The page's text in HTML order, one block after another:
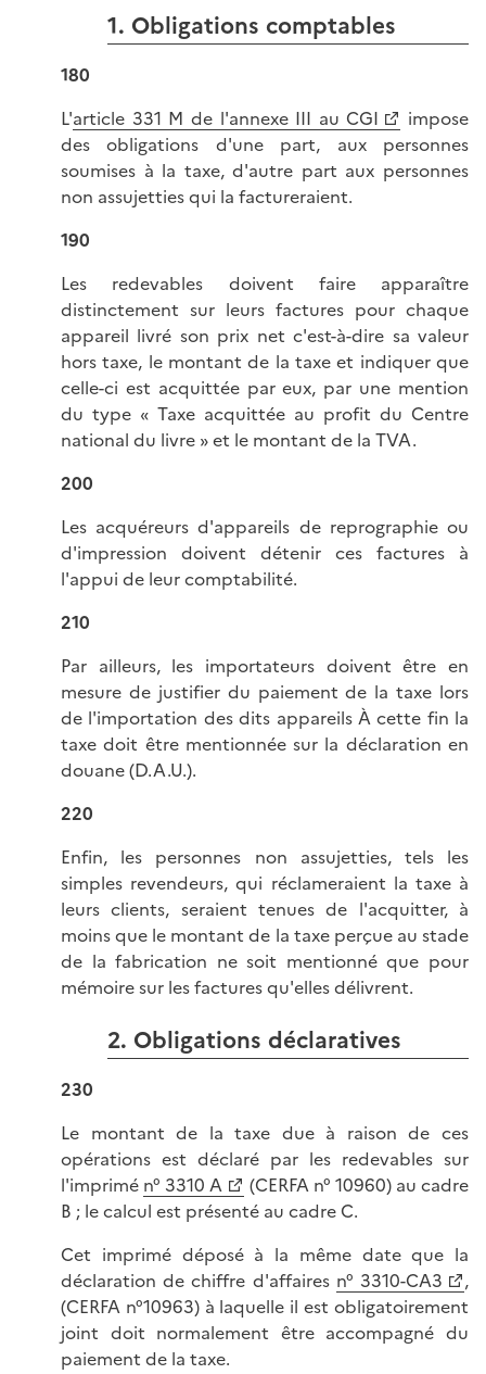
1. Obligations comptables
180
L'article 331 M de l'annexe III au CGI
impose
des obligations d'une part, aux personnes
soumises à la taxe, d'autre part aux personnes
non assujetties qui la factureraient.
190
Les redevables doivent faire apparaître
distinctement sur leurs factures pour chaque
appareil livré son prix net c'est-à-dire sa valeur
hors taxe, le montant de la taxe et indiquer que
celle-ci est acquittée par eux, par une mention
du type « Taxe acquittée au profit du Centre
national du livre » et le montant de la TVA.
200
Les acquéreurs d'appareils de reprographie ou
d'impression doivent détenir ces factures à
l'appui de leur comptabilité.
210
Par ailleurs, les importateurs doivent être en
mesure de justifier du paiement de la taxe lors
de l'importation des dits appareils À cette fin la
taxe doit être mentionnée sur la déclaration en
douane (D.A.U.).
220
Enfin, les personnes non assujetties, tels les
simples revendeurs, qui réclameraient la taxe à
leurs clients, seraient tenues de l'acquitter, à
moins que le montant de la taxe perçue au stade
de la fabrication ne soit mentionné que pour
mémoire sur les factures qu'elles délivrent.
2. Obligations déclaratives
230
Le montant de la taxe due à raison de ces
opérations est déclaré par les redevables sur
l'imprimé n° 3310 A
(CERFA n° 10960) au cadre
B ; le calcul est présenté au cadre C.
Cet imprimé déposé à la même date que la
déclaration de chiffre d'affaires n° 3310-CA3
,
(CERFA n°10963) à laquelle il est obligatoirement
joint doit normalement être accompagné du
paiement de la taxe.